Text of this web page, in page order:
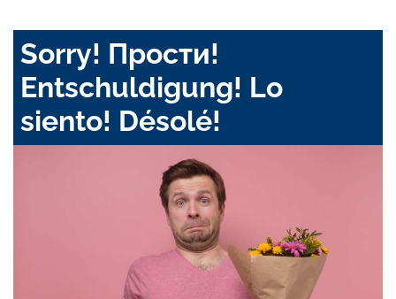
Sorry! Прости!
Entschuldigung! Lo
siento! Désolé!